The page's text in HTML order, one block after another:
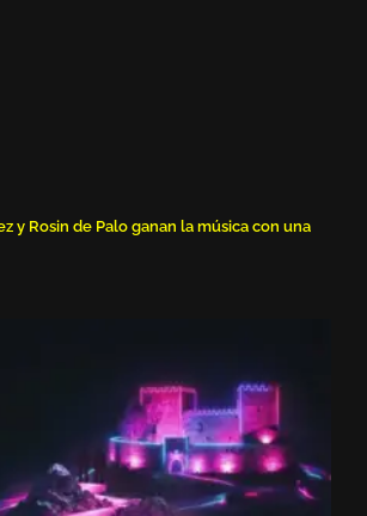
y Rosin de Palo ganan la música con una